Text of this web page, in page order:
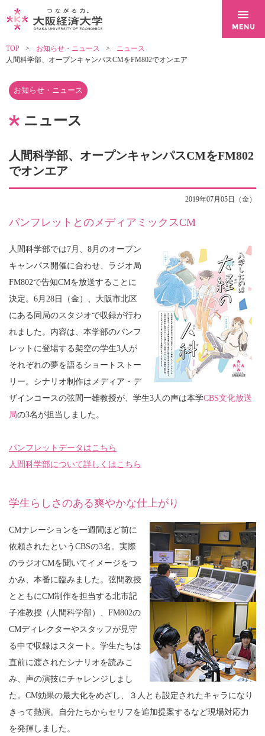
TOP お知らせ・ニュース
ニュース
人間科学部、オープンキャンパスCMをFM802でオンエア
お知らせ・ニュース
ニュース
人間科学部、オープンキャンパスCMをFM802
でオンエア
2019年07月05日（金）
パンフレットとのメディアミックスCM
人間科学部では7月、8月のオープン
キャンパス開催に合わせ、ラジオ局
FM802で告知CMを放送することに
決定。6月28日（金）、大阪市北区
にある同局のスタジオで収録が行わ
れました。内容は、本学部のパンフ
レットに登場する架空の学生3人が
それぞれの夢を語るショートストー
リー。シナリオ制作はメディア・デ
ザインコースの弦間一雄教授が、学生3人の声は本学CBS文化放送
局の3名が担当しました。
パンフレットデータはこちら
人間科学部について詳しくはこちら
学生らしさのある爽やかな仕上がり
CMナレーションを一週間ほど前に
依頼されたというCBSの3名。実際
のラジオCMを聞いてイメージをつ
かみ、本番に臨みました。弦間教授
とともにCM制作を担当する北市記
子准教授（人間科学部）、FM802の
CMディレクターやスタッフが見守
る中で収録はスタート。学生たちは
直前に渡されたシナリオを読みこ
み、声の演技にチャレンジしまし
た。CM効果の最大化をめざし、３人とも設定されたキャラになり
きって熱演。自分たちからセリフを追加提案するなど現場対応力
を発揮しました。